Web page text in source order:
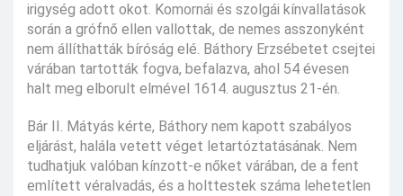
irigység adott okot. Komornái és szolgái kínvallatások
során a grófnő ellen vallottak, de nemes asszonyként
nem állíthatták bíróság elé. Báthory Erzsébetet csejtei
várában tartották fogva, befalazva, ahol 54 évesen
halt meg elborult elmével 1614. augusztus 21-én.
Bár II. Mátyás kérte, Báthory nem kapott szabályos
eljárást, halála vetett véget letartóztatásának. Nem
tudhatjuk valóban kínzott-e nőket várában, de a fent
említett véralvadás, és a holttestek száma lehetetlen